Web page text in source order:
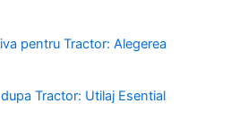
pentru Tractor: Alegerea
Tractor: Utilaj Esential